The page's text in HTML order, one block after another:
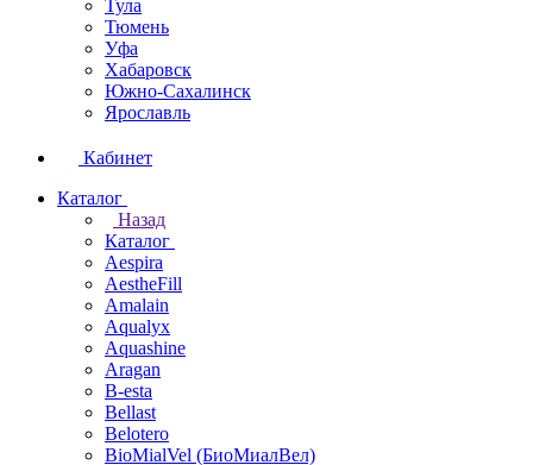
Тула
Тюмень
Уфа
Хабаровск
Южно-Сахалинск
Ярославль
Кабинет
Каталог
Назад
Каталог
Aespira
AestheFill
Amalain
Aqualyx
Aquashine
Aragan
B-esta
Bellast
Belotero
BioMialVel (БиоМиалВел)